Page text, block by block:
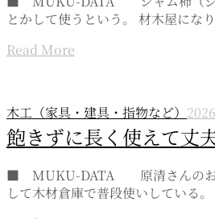
とかして使うという。 材木屋にな
Read More
木工（家具・建具・指物など）
飽きずに長く使えて丈
■ MUKU-DATA 原清さんのお盆
して木材倉庫で普段使いしている